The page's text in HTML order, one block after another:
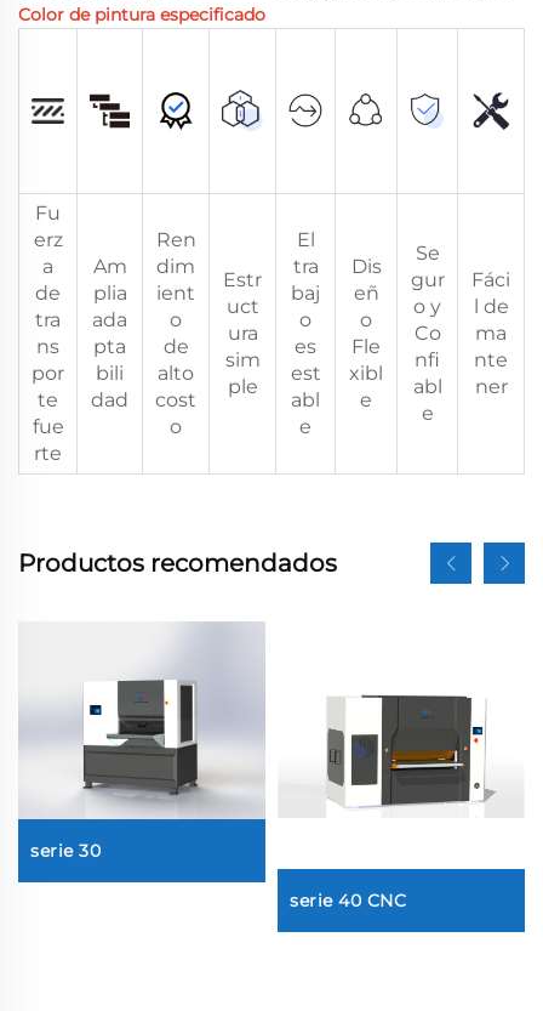
Color de pintura especificado
Fu
erz
a
de
tra
ns
por
te
fue
rte
Am
plia
ada
pta
bili
dad
Ren
dim
ient
o
de
alto
cost
o
Estr
uct
ura
sim
ple
El
tra
baj
o
es
est
abl
e
Dis
eñ
o
Fle
xibl
e
Se
gur
o y
Co
nfi
abl
e
Fáci
l de
ma
nte
ner
Productos recomendados
serie 30
serie 40 CNC